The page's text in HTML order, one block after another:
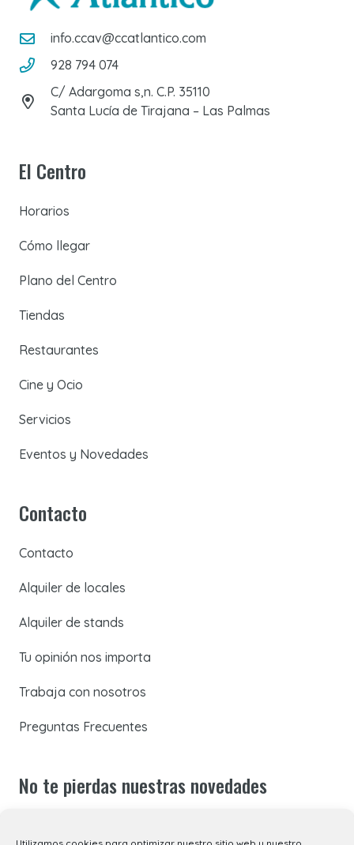
info.ccav@ccatlantico.com
928 794 074
C/ Adargoma s,n. C.P. 35110
Santa Lucía de Tirajana – Las Palmas
El Centro
Horarios
Cómo llegar
Plano del Centro
Tiendas
Restaurantes
Cine y Ocio
Servicios
Eventos y Novedades
Contacto
Contacto
Alquiler de locales
Alquiler de stands
Tu opinión nos importa
Trabaja con nosotros
Preguntas Frecuentes
No te pierdas nuestras novedades